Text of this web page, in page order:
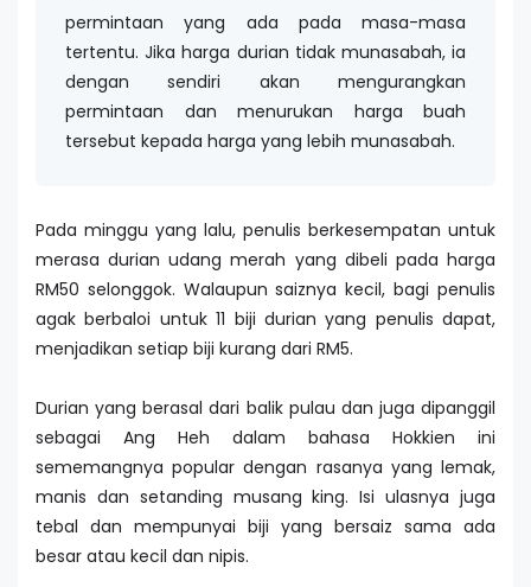
permintaan yang ada pada masa-masa
tertentu. Jika harga durian tidak munasabah, ia
dengan sendiri akan mengurangkan
permintaan dan menurukan harga buah
tersebut kepada harga yang lebih munasabah.
Pada minggu yang lalu, penulis berkesempatan untuk
merasa durian udang merah yang dibeli pada harga
RM50 selonggok. Walaupun saiznya kecil, bagi penulis
agak berbaloi untuk 11 biji durian yang penulis dapat,
menjadikan setiap biji kurang dari RM5.
Durian yang berasal dari balik pulau dan juga dipanggil
sebagai Ang Heh dalam bahasa Hokkien ini
sememangnya popular dengan rasanya yang lemak,
manis dan setanding musang king. Isi ulasnya juga
tebal dan mempunyai biji yang bersaiz sama ada
besar atau kecil dan nipis.